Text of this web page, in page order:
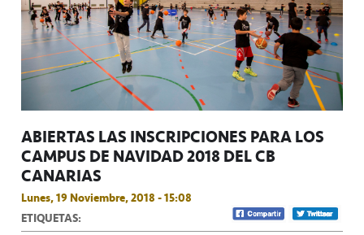
ABIERTAS LAS INSCRIPCIONES PARA LOS
CAMPUS DE NAVIDAD 2018 DEL CB
CANARIAS
Lunes, 19 Noviembre, 2018 - 15:08
ETIQUETAS: